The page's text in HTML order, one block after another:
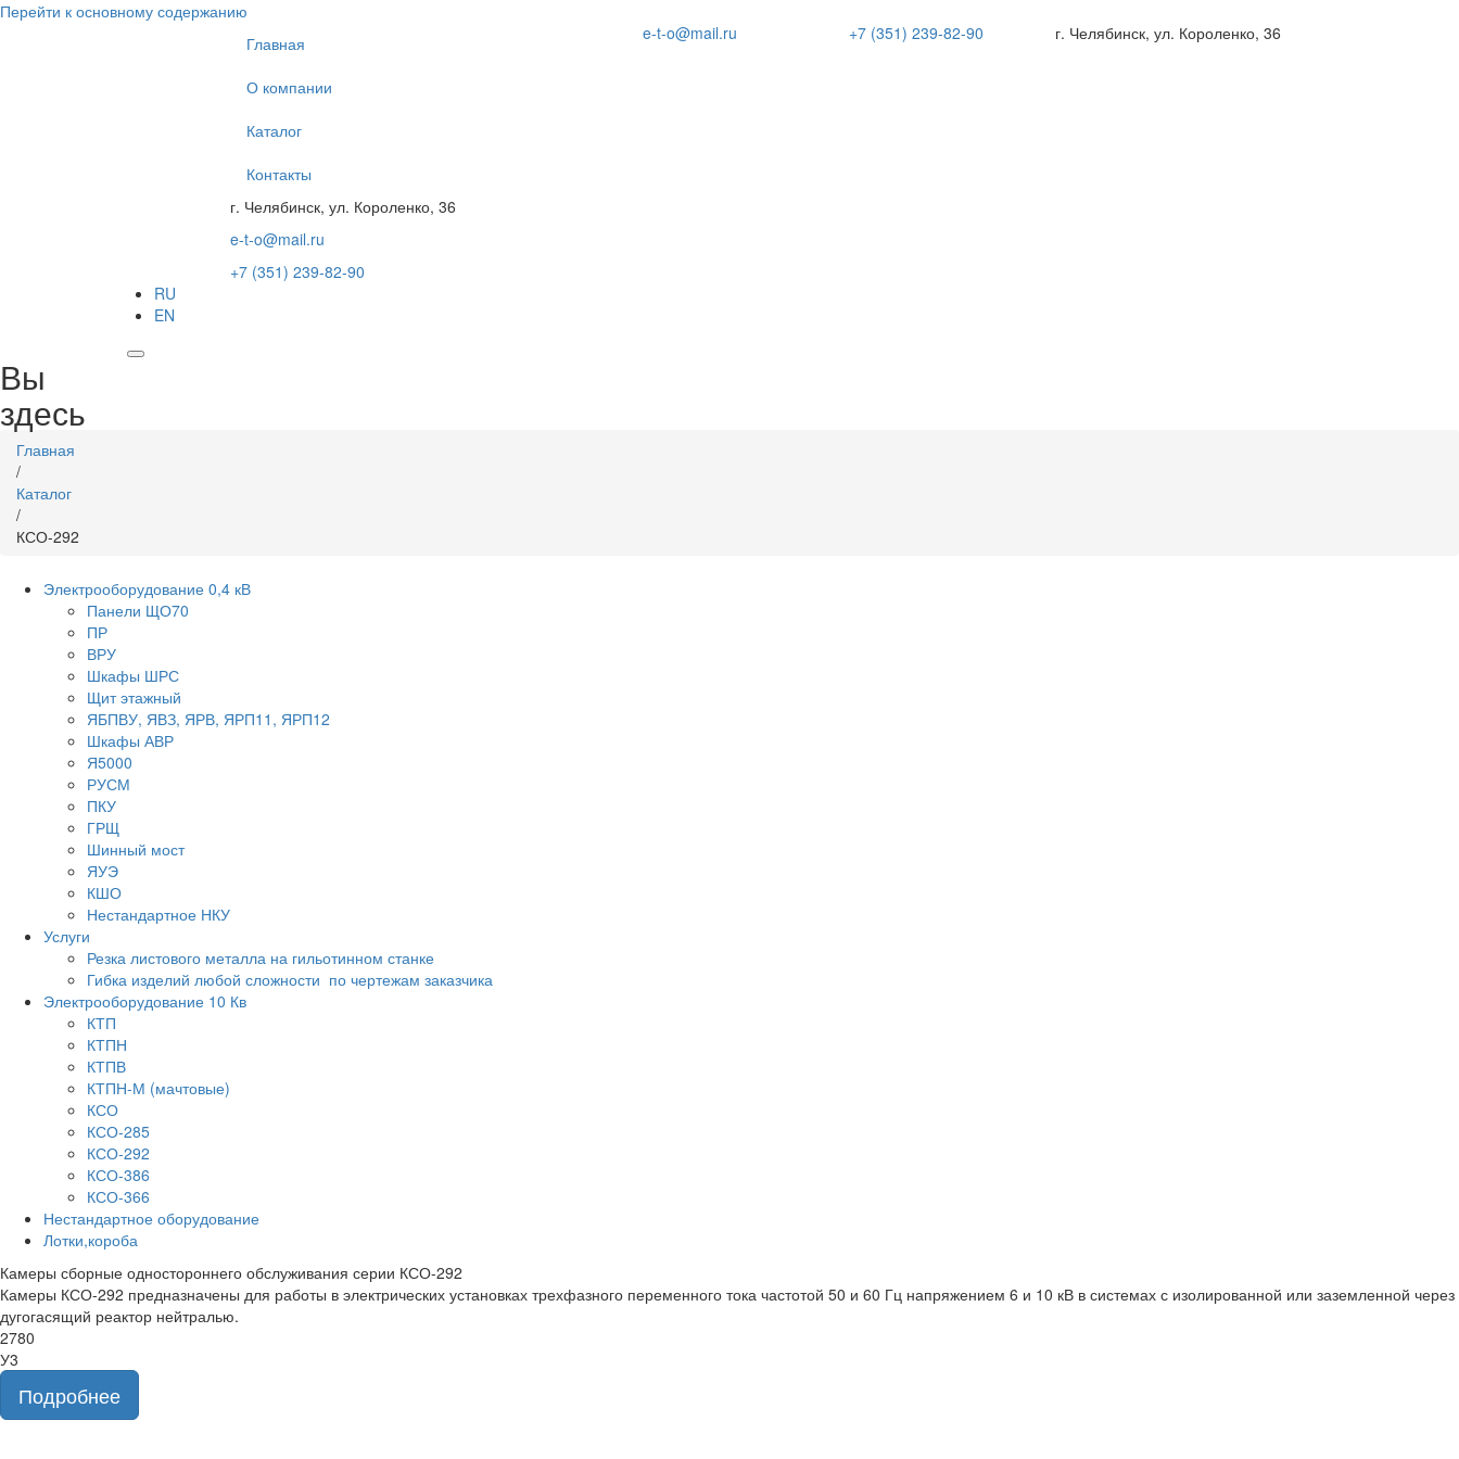
Перейти к основному содержанию
Главная
О компании
Каталог
Контакты
г. Челябинск, ул. Короленко, 36
e-t-o@mail.ru
+7 (351) 239-82-90
e-t-o@mail.ru +7 (351) 239-82-90 г. Челябинск, ул. Короленко, 36
RU
EN
Вы
здесь
Главная
/
Каталог
/
КСО-292
Электрооборудование 0,4 кВ
Панели ЩО70
ПР
ВРУ
Шкафы ШРС
Щит этажный
ЯБПВУ, ЯВЗ, ЯРВ, ЯРП11, ЯРП12
Шкафы АВР
Я5000
РУСМ
ПКУ
ГРЩ
Шинный мост
ЯУЭ
КШО
Нестандартное НКУ
Услуги
Резка листового металла на гильотинном станке
Гибка изделий любой сложности по чертежам заказчика
Электрооборудование 10 Кв
КТП
КТПН
КТПВ
КТПН-М (мачтовые)
КСО
КСО-285
КСО-292
КСО-386
КСО-366
Нестандартное оборудование
Лотки,короба
Камеры сборные одностороннего обслуживания серии КСО-292
Камеры КСО-292 предназначены для работы в электрических установках трехфазного переменного тока частотой 50 и 60 Гц напряжением 6 и 10 кВ в системах с изолированной или заземленной через
дугогасящий реактор нейтралью.
2780
У3
Подробнее